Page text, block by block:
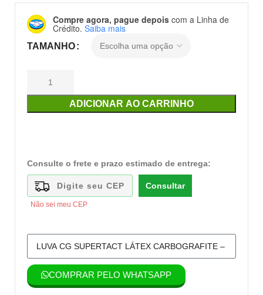
Compre agora, pague depois com a Linha de
Crédito. Saiba mais
TAMANHO
ADICIONAR AO CARRINHO
Consulte o frete e prazo estimado de entrega:
Consultar
Não sei meu CEP
COMPRAR PELO WHATSAPP